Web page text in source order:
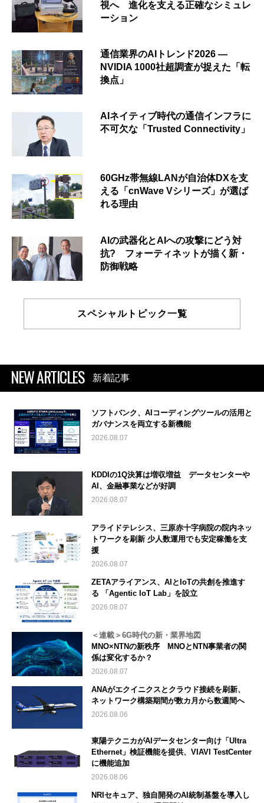
視へ 進化を支える正確なシミュレ
ーション
通信業界のAIトレンド2026 ―
NVIDIA 1000社超調査が捉えた「転
換点」
AIネイティブ時代の通信インフラに
不可欠な「Trusted Connectivity」
60GHz帯無線LANが自治体DXを支
える「cnWave Vシリーズ」が選ば
れる理由
AIの武器化とAIへの攻撃にどう対
抗? フォーティネットが描く新・
防御戦略
スペシャルトピック一覧
NEW ARTICLES 新着記事
ソフトバンク、AIコーディングツールの活用と
ガバナンスを両立する新機能
2026.08.07
KDDIの1Q決算は増収増益 データセンターや
AI、金融事業などが好調
2026.08.07
アライドテレシス、三原赤十字病院の院内ネッ
トワークを刷新 少人数運用でも安定稼働を支
援
2026.08.07
ZETAアライアンス、AIとIoTの共創を推進す
る 「Agentic IoT Lab」を設立
2026.08.07
＜連載＞6G時代の新・業界地図
MNO×NTNの新秩序 MNOとNTN事業者の関
係は変化するか？
2026.08.07
ANAがエクイニクスとクラウド接続を刷新、
ネットワーク構築期間が数カ月から数週間へ
2026.08.06
東陽テクニカがAIデータセンター向け「Ultra
Ethernet」検証機能を提供、VIAVI TestCenter
に機能追加
2026.08.06
NRIセキュア、独自開発のAI統制基盤を導入し